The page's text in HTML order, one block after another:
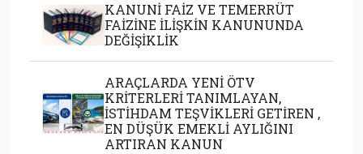
KANUNİ FAİZ VE TEMERRÜT
FAİZİNE İLİŞKİN KANUNUNDA
DEĞİŞİKLİK
ARAÇLARDA YENİ ÖTV
KRİTERLERİ TANIMLAYAN,
İSTİHDAM TEŞVİKLERİ GETİREN ,
EN DÜŞÜK EMEKLİ AYLIĞINI
ARTIRAN KANUN